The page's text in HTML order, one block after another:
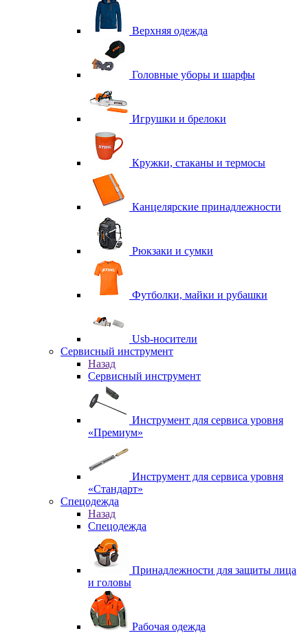
Верхняя одежда
Головные уборы и шарфы
Игрушки и брелоки
Кружки, стаканы и термосы
Канцелярские принадлежности
Рюкзаки и сумки
Футболки, майки и рубашки
Usb-носители
Сервисный инструмент
Назад
Сервисный инструмент
Инструмент для сервиса уровня
«Премиум»
Инструмент для сервиса уровня
«Стандарт»
Спецодежда
Назад
Спецодежда
Принадлежности для защиты лица
и головы
Рабочая одежда